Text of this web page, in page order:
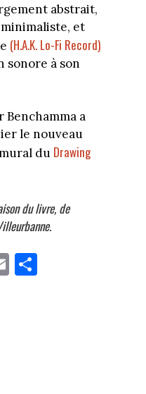
abstrait,
et
(H.A.K. Lo-Fi Record)
sonore à son
Benchamma a
le nouveau
du Drawing
du livre, de
E
m
Pa